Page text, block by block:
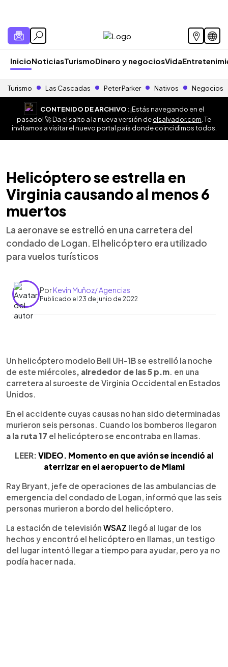
InicioNoticiasTurismoDinero y negociosVida
Turismo Las Cascadas Peter Parker Nativos Negocios
CONTENIDO DE ARCHIVO:¡Estás navegando en el
pasado! 🚀 Da el salto a la nueva versión deelsalvador.com . Te
invitamos a visitar el nuevo portal país donde coincidimos todos.
Helicóptero se estrella en
Virginia causando al menos 6
muertos
La aeronave se estrelló en una carretera del
condado de Logan. El helicóptero era utilizado
para vuelos turísticos
PorKevin Muñoz/ Agencias
Publicado el 23 de junio de 2022
► Escuchar artículo
Un helicóptero modelo Bell UH-1B se estrelló la noche
de este miércoles, alrededor de las 5 p.m. en una
carretera al suroeste de Virginia Occidental en Estados
Unidos.
En el accidente cuyas causas no han sido determinadas
murieron seis personas. Cuando los bomberos llegaron
a la ruta 17 el helicóptero se encontraba en llamas.
LEER: VIDEO. Momento en que avión se incendió al
aterrizar en el aeropuerto de Miami
Ray Bryant, jefe de operaciones de las ambulancias de
emergencia del condado de Logan, informó que las seis
personas murieron a bordo del helicóptero.
La estación de televisión WSAZ llegó al lugar de los
hechos y encontró el helicóptero en llamas, un testigo
del lugar intentó llegar a tiempo para ayudar, pero ya no
podía hacer nada.